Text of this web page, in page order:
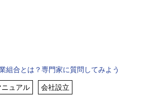
組合とは？専門家に質問してみよう
ニュアル 会社設立